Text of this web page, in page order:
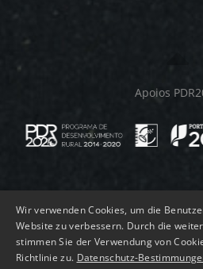
Apoios
©
Wir verwenden Cookies, um die
Website zu verbessern. Durch die
stimmen Sie der Verwendung von
Richtlinie zu. Datenschutz-